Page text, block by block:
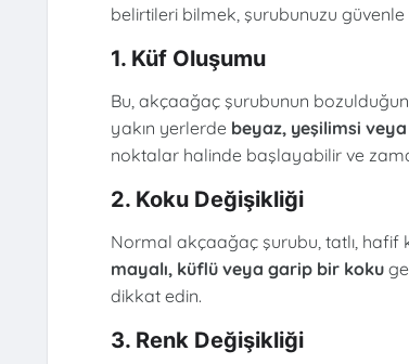
belirtileri bilmek, şurubunuzu
1. Küf Oluşumu
Bu, akçaağaç şurubunun
yakın yerlerde beyaz, yeşilimsi
noktalar halinde başlayabilir ve
2. Koku Değişikliği
Normal akçaağaç şurubu, tatlı,
mayalı, küflü veya garip bir koku
dikkat edin.
3. Renk Değişikliği